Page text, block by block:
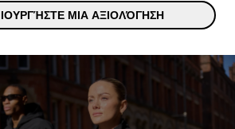
ΜΙΑ ΑΞΙΟΛΌΓΗΣΗ